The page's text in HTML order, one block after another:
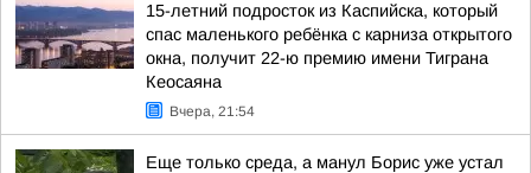
15-летний подросток из Каспийска, который
спас маленького ребёнка с карниза открытого
окна, получит 22-ю премию имени Тиграна
Кеосаяна
Вчера, 21:54
Еще только среда, а манул Борис уже устал